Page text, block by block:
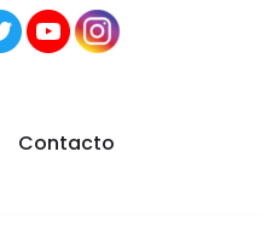
Contacto